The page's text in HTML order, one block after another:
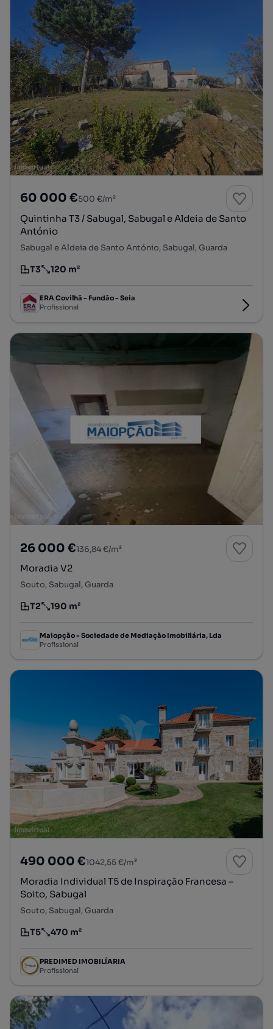
60 000 €500 €/m²
Quintinha T3 / Sabugal, Sabugal e Aldeia de Santo
António
Sabugal e Aldeia de Santo António, Sabugal, Guarda
Tipologia
T3
Preço por metro quadrado
120 m²
ERA Covilhã - Fundão - Seia
Profissional
26 000 €136,84 €/m²
Moradia V2
Souto, Sabugal, Guarda
Tipologia
T2
Preço por metro quadrado
190 m²
Maiopção - Sociedade de Mediação Imobiliária, Lda
Profissional
490 000 €1042,55 €/m²
Moradia Individual T5 de Inspiração Francesa –
Soito, Sabugal
Souto, Sabugal, Guarda
Tipologia
T5
Preço por metro quadrado
470 m²
PREDIMED IMOBILÍARIA
Profissional